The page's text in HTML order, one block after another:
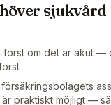
sjukvård
först om det är akut —
praktiskt möjligt —